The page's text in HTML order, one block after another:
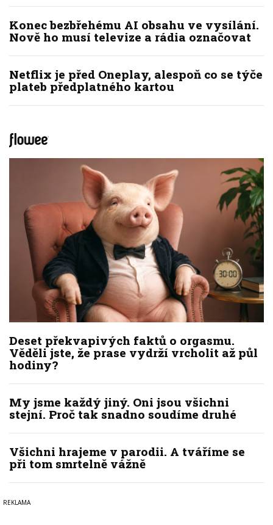
Konec bezbřehému AI obsahu ve vysílání.
Nově ho musí televize a rádia označovat
Netflix je před Oneplay, alespoň co se týče
plateb předplatného kartou
Deset překvapivých faktů o orgasmu.
Věděli jste, že prase vydrží vrcholit až půl
hodiny?
My jsme každý jiný. Oni jsou všichni
stejní. Proč tak snadno soudíme druhé
Všichni hrajeme v parodii. A tváříme se
při tom smrtelně vážně